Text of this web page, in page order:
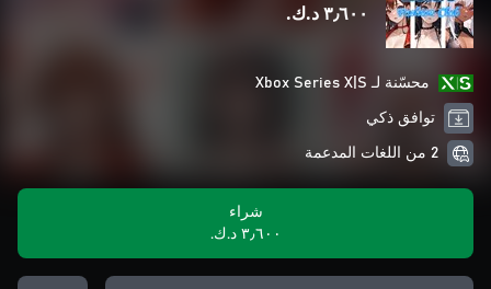
٣٫٦٠٠ د.ك.‏
محسّنة لـ Xbox Series X|S
توافق ذكي
2 من اللغات المدعمة
شراء
٣٫٦٠٠ د.ك.‏